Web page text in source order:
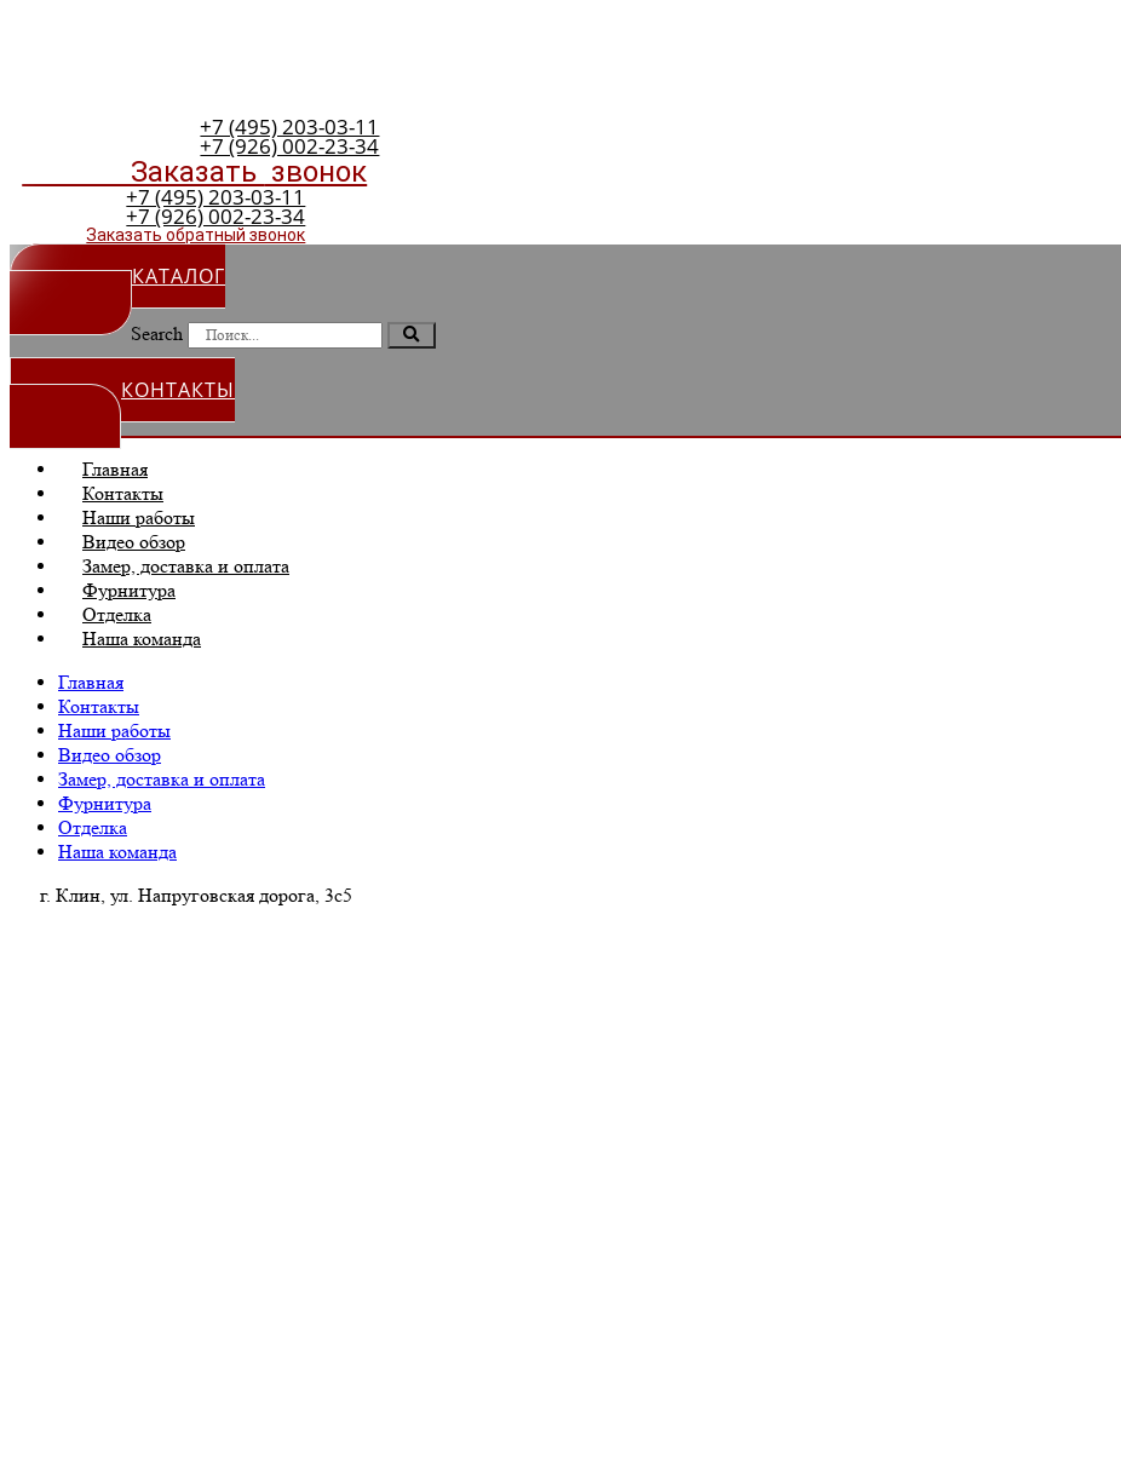
+7 (495) 203-03-11
+7 (926) 002-23-34
Заказать звонок
+7 (495) 203-03-11
+7 (926) 002-23-34
Заказать обратный звонок
КАТАЛОГ
Search
КОНТАКТЫ
Главная
Контакты
Наши работы
Видео обзор
Замер, доставка и оплата
Фурнитура
Отделка
Наша команда
Главная
Контакты
Наши работы
Видео обзор
Замер, доставка и оплата
Фурнитура
Отделка
Наша команда
г. Клин, ул. Напруговская дорога, 3с5